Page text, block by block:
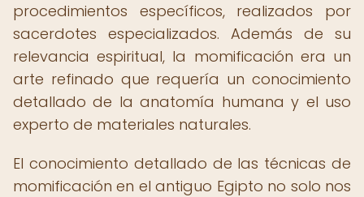
procedimientos específicos, realizados por
sacerdotes especializados. Además de su
relevancia espiritual, la momificación era un
arte refinado que requería un conocimiento
detallado de la anatomía humana y el uso
experto de materiales naturales.
El conocimiento detallado de las técnicas de
momificación en el antiguo Egipto no solo nos